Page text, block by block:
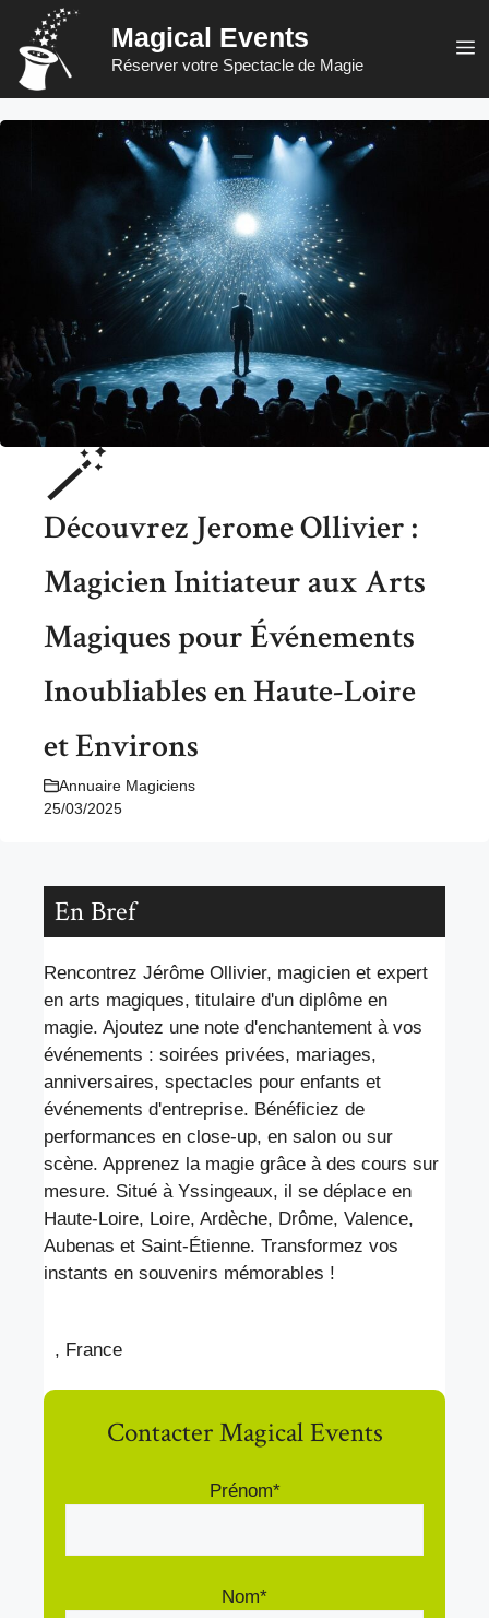
contenu
Magical Events
Réserver votre Spectacle de Magie
🪄
Découvrez Jerome Ollivier :
Magicien Initiateur aux Arts
Magiques pour Événements
Inoubliables en Haute-Loire
et Environs
Annuaire Magiciens
25/03/2025
En Bref
Rencontrez Jérôme Ollivier, magicien et expert
en arts magiques, titulaire d'un diplôme en
magie. Ajoutez une note d'enchantement à vos
événements : soirées privées, mariages,
anniversaires, spectacles pour enfants et
événements d'entreprise. Bénéficiez de
performances en close-up, en salon ou sur
scène. Apprenez la magie grâce à des cours sur
mesure. Situé à Yssingeaux, il se déplace en
Haute-Loire, Loire, Ardèche, Drôme, Valence,
Aubenas et Saint-Étienne. Transformez vos
instants en souvenirs mémorables !
, France
Contacter Magical Events
Prénom*
Nom*